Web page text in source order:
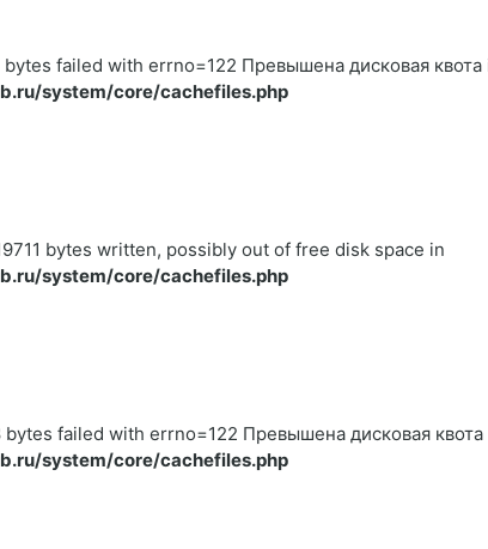
failed with errno=122 Превышена дисковая квота
system/core/cachefiles.php
bytes written, possibly out of free disk space in
system/core/cachefiles.php
failed with errno=122 Превышена дисковая квота
system/core/cachefiles.php